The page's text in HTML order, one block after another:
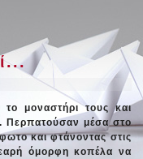
μοναστήρι τους και
Περπατούσαν μέσα στο
και φτάνοντας στις
όμορφη κοπέλα να